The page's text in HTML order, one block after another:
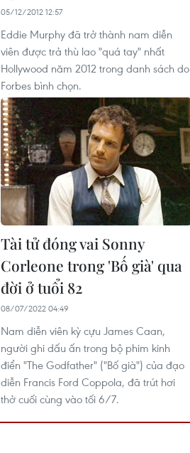
05/12/2012 12:57
Eddie Murphy đã trở thành nam diễn
viên được trả thù lao "quá tay" nhất
Hollywood năm 2012 trong danh sách do
Forbes bình chọn.
Tài tử đóng vai Sonny
Corleone trong 'Bố già' qua
đời ở tuổi 82
08/07/2022 04:49
Nam diễn viên kỳ cựu James Caan,
người ghi dấu ấn trong bộ phim kinh
điển "The Godfather" ("Bố già") của đạo
diễn Francis Ford Coppola, đã trút hơi
thở cuối cùng vào tối 6/7.